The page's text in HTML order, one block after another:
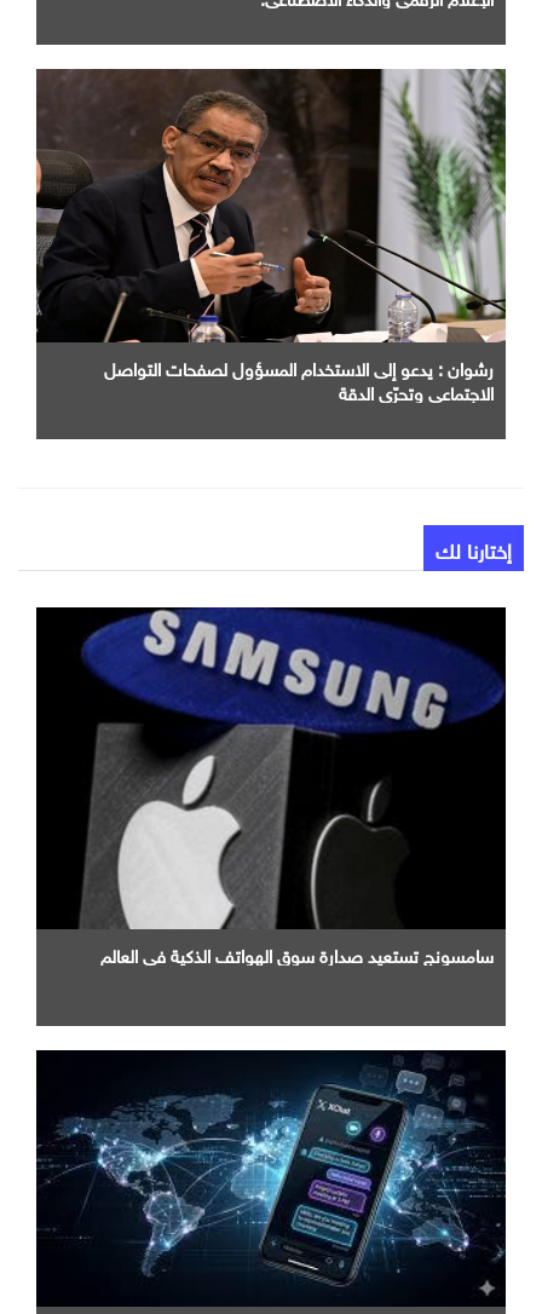
رشوان : يدعو إلى الاستخدام المسؤول لصفحات التواصل
الاجتماعي وتحرّي الدقة
إختارنا لك
سامسونج تستعيد صدارة سوق الهواتف الذكية في العالم